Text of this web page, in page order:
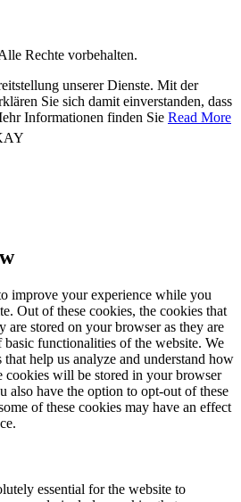
Rechte vorbehalten.
unserer Dienste. Mit der
Sie sich damit einverstanden, dass
Informationen finden Sie Read More
improve your experience while you
Out of these cookies, the cookies that
are stored on your browser as they are
functionalities of the website. We
help us analyze and understand how
cookies will be stored in your browser
also have the option to opt-out of these
of these cookies may have an effect
essential for the website to